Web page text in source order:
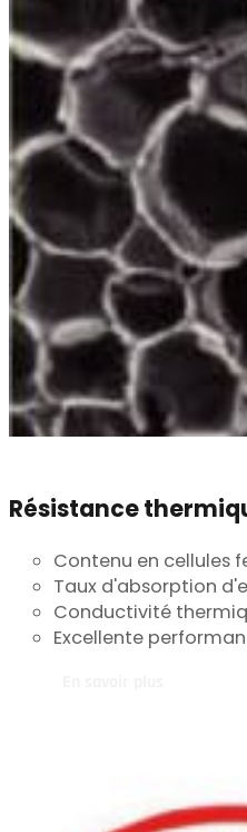
Résistance
Contenu en cellules
Taux d'absorption
Conductivité
Excellente